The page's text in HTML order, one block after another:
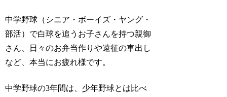
中学野球（シニア・ボーイズ・ヤング・
部活）で白球を追うお子さんを持つ親御
さん、日々のお弁当作りや遠征の車出し
など、本当にお疲れ様です。
中学野球の3年間は、少年野球とは比べ